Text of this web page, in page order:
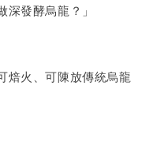
發酵烏龍？」
焙火、可陳放傳統烏龍